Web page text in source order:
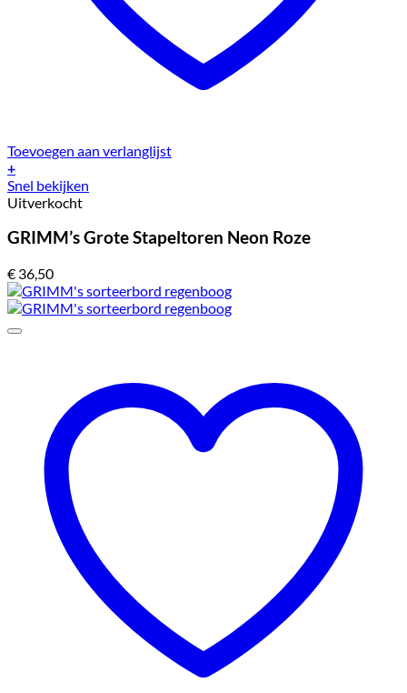
Toevoegen aan verlanglijst
+
Snel bekijken
Uitverkocht
GRIMM’s Grote Stapeltoren Neon Roze
€ 36,50